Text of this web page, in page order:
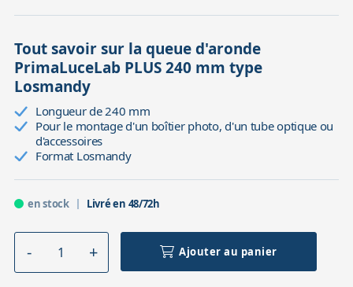
Tout savoir sur la queue d'aronde
PrimaLuceLab PLUS 240 mm type
Losmandy
Longueur de 240 mm
Pour le montage d'un boîtier photo, d'un tube optique ou
d'accessoires
Format Losmandy
en stock Livré en 48/72h
Ajouter au panier